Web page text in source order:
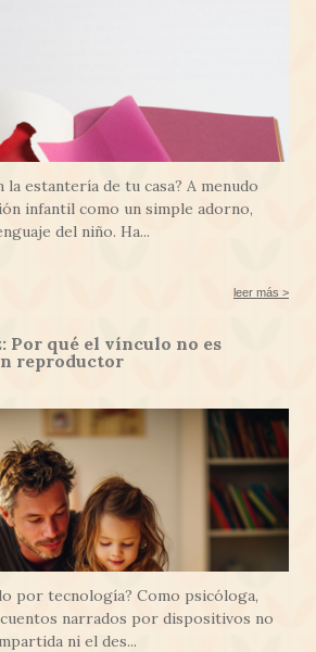
la estantería de tu casa? A menudo
infantil como un simple adorno,
del niño. Ha...
leer más >
Por qué el vínculo no es
reproductor
por tecnología? Como psicóloga,
narrados por dispositivos no
ni el des...